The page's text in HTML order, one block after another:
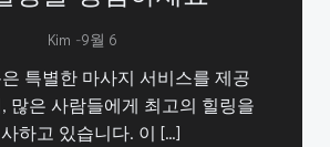
Kim -9월 6
특별한 마사지 서비스를 제공
많은 사람들에게 최고의 힐링을
하고 있습니다. 이 […]